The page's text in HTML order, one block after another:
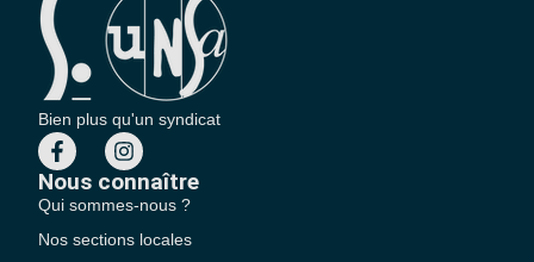
Bien plus qu'un syndicat
Nous connaître
Qui sommes-nous ?
Nos sections locales